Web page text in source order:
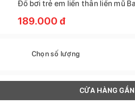
Đồ bơi trẻ em liền thân liền mũ
189.000 đ
Chọn số lượng
CỬA HÀNG